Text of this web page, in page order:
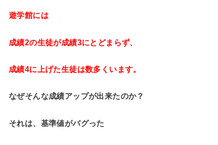
遊学館には
成績2の生徒が成績3にとどまらず、
成績4に上げた生徒は数多くいます。
なぜそんな成績アップが出来たのか？
それは、基準値がバグった